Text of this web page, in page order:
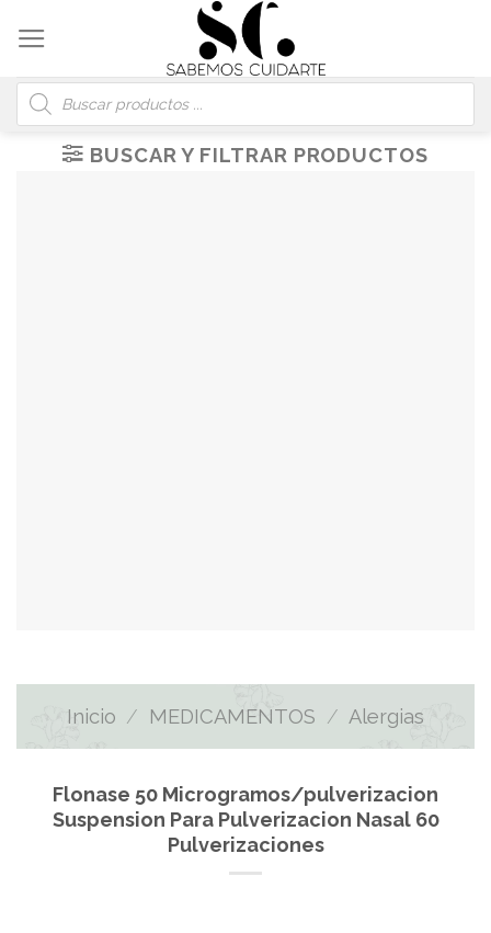
content
Búsqueda
de
productos
BUSCAR Y FILTRAR PRODUCTOS
Inicio / MEDICAMENTOS / Alergias
Flonase 50 Microgramos/pulverizacion
Suspension Para Pulverizacion Nasal 60
Pulverizaciones